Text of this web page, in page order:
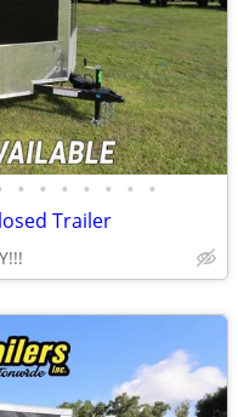
• • • • • • •
Trailer